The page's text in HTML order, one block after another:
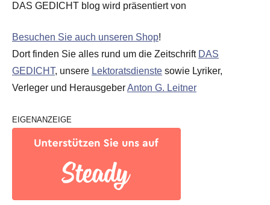
DAS GEDICHT blog wird präsentiert von
Besuchen Sie auch unseren Shop!
Dort finden Sie alles rund um die Zeitschrift DAS
GEDICHT, unsere Lektoratsdienste sowie Lyriker,
Verleger und HerausgeberAnton G. Leitner
EIGENANZEIGE